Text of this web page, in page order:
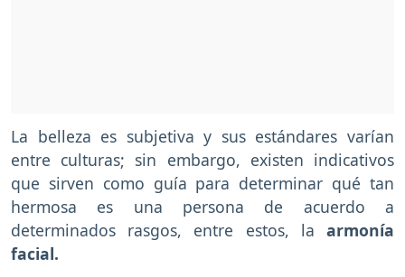
La belleza es subjetiva y sus estándares varían
entre culturas; sin embargo, existen indicativos
que sirven como guía para determinar qué tan
hermosa es una persona de acuerdo a
determinados rasgos, entre estos, la armonía
facial.